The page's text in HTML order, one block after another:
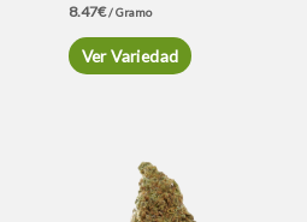
8.47€/ Gramo
Ver Variedad